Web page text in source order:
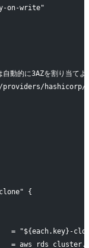
on-write"
動的に3AZを割り当てよ
{
= "${each.key}-
=